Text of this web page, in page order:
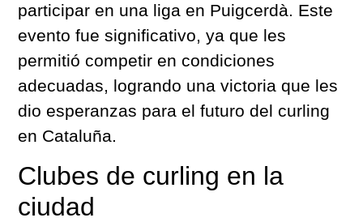
participar en una liga en Puigcerdà. Este
evento fue significativo, ya que les
permitió competir en condiciones
adecuadas, logrando una victoria que les
dio esperanzas para el futuro del curling
en Cataluña.
Clubes de curling en la
ciudad